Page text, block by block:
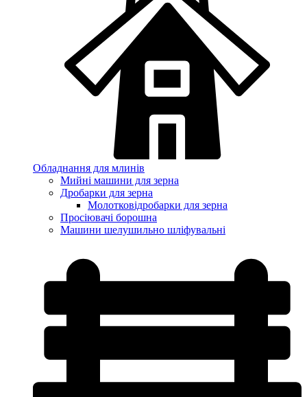
Обладнання для млинів
Мийні машини для зерна
Дробарки для зерна
Молотковідробарки для зерна
Просіювачі борошна
Машини шелушильно шліфувальні